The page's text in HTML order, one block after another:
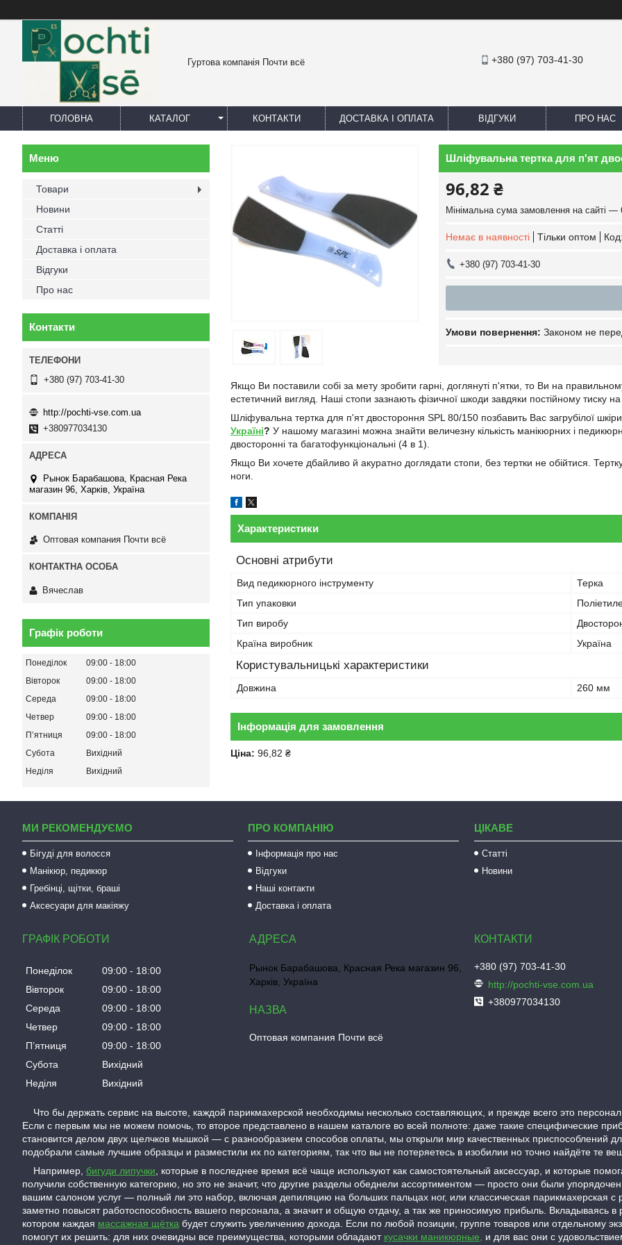
Гуртова компанія Почти всё +380 (97) 703-41-30
ГОЛОВНА КАТАЛОГ КОНТАКТИ ДОСТАВКА І ОПЛАТА ВІДГУКИ ПРО НАС
Шліфувальна тертка для п'ят
96,82 ₴
Мінімальна сума замовлення на сайті —
Немає в наявності Тільки оптом
+380 (97) 703-41-30
Законом не
Якщо Ви поставили собі за мету зробити гарні, доглянуті п'ятки, то Ви на
естетичний вигляд. Наші стопи зазнають фізичної шкоди завдяки постійному тиску
Шліфувальна тертка для п'ят двостороння SPL 80/150 позбавить Вас загрубілої
Україні? У нашому магазині можна знайти величезну кількість манікюрних і
двосторонні та багатофункціональні (4 в 1).
Якщо Ви хочете дбайливо й акуратно доглядати стопи, без тертки не обійтися.
ноги.
Характеристики
Основні атрибути
Вид педикюрного інструменту
Терка
Тип упаковки
Тип виробу
Країна виробник
Україна
Користувальницькі характеристики
Довжина 260 мм
Інформація для замовлення
Ціна: 96,82 ₴
Товари
Новини
Статті
Доставка і оплата
Відгуки
Про нас
Контакти
+380 (97) 703-41-30
http://pochti-vse.com.ua
+380977034130
Рынок Барабашова, Красная Река
магазин 96, Харків, Україна
Оптовая компания Почти всё
Вячеслав
Графік роботи
Понеділок 09:00
18:00
Вівторок
09:00
18:00
Середа
09:00
18:00
Четвер
09:00
18:00
Пʼятниця
09:00
18:00
Субота
Вихідний
Неділя
Вихідний
МИ РЕКОМЕНДУЄМО
Бігуді для волосся
Манікюр, педикюр
Гребінці, щітки, браші
Аксесуари для макіяжу
ПРО КОМПАНІЮ
Інформація про нас
Відгуки
Наші контакти
Доставка і оплата
ЦІКАВЕ
Статті
Новини
ГРАФІК РОБОТИ
Понеділок 09:00
18:00
Вівторок
09:00
18:00
Середа
09:00
18:00
Четвер
09:00
18:00
Пʼятниця
09:00
18:00
Субота
Вихідний
Неділя
Вихідний
Рынок Барабашова, Красная Река магазин 96,
Харків, Україна
Оптовая компания Почти всё
+380 (97) 703-41-30
http://pochti-vse.com.ua
+380977034130
Что бы держать сервис на высоте, каждой парикмахерской необходимы несколько составляющих, и прежде всего это
Если с первым мы не можем помочь, то второе представлено в нашем каталоге во всей полноте: даже такие специфические
становится делом двух щелчков мышкой — с разнообразием способов оплаты, мы открыли мир качественных приспособлений
подобрали самые лучшие образцы и разместили их по категориям, так что вы не потеряетесь в изобилии но точно найдёте
Например, бигуди липучки , которые в последнее время всё чаще используют как самостоятельный аксессуар, и которые
получили собственную категорию, но это не значит, что другие разделы обеднели ассортиментом — просто они были
вашим салоном услуг — полный ли это набор, включая депиляцию на больших пальцах ног, или классическая парикмахерская
заметно повысят работоспособность вашего персонала, а значит и общую отдачу, а так же приносимую прибыль. Вкладываясь
котором каждая массажная щётка будет служить увеличению дохода. Если по любой позиции, группе товаров или отдельному
помогут их решить: для них очевидны все преимущества, которыми обладают кусачки маникюрные,
и для вас они с